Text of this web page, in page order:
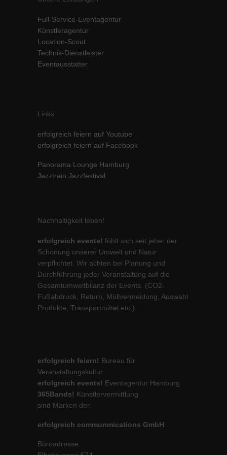
Full-Service-Eventagentur
Künstleragentur
Location-Scout
Technik-Dienstleister
Eventausstatter
Links
erfolgreich feiern auf Youtube
erfolgreich feiern auf Facebook
Panorama Lounge Hamburg
Jazztrain Jazzfestival
Nachhaltigkeit leben!
erfolgreich events! fühlt sich seit jeher der
Schonung unserer Umwelt und Natur
verpflichtet. Wir achten bei Planung und
Durchführung jeder Veranstaltung auf die
Gesamtumweltbilanz der Events. (CO2-
Fußabdruck, Return, Müllvermeidung, Auswahl
Produkte, Transportmittel etc.)
erfolgreich feiern! Bureau für
Veranstaltungskultur
erfolgreich events! Eventagentur Hamburg
365Bands! Künstlervermittlung
sind Marken der:
erfolgreich communmications GmbH
Büroadresse:
standardmäßig blockiert. Wenn Cookies von externen Medien akzeptiert
werden, bedarf der Zugriff auf diese Inhalte keiner manuellen Einwilligung
Cookie-Informationen anzeigen
powered by Borlabs Cookie